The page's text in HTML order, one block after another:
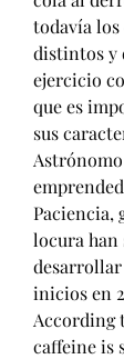
todavía
distintos y
ejercicio
que es
sus
Paciencia,
locura han
desarrollar
inicios en
According
caffeine is